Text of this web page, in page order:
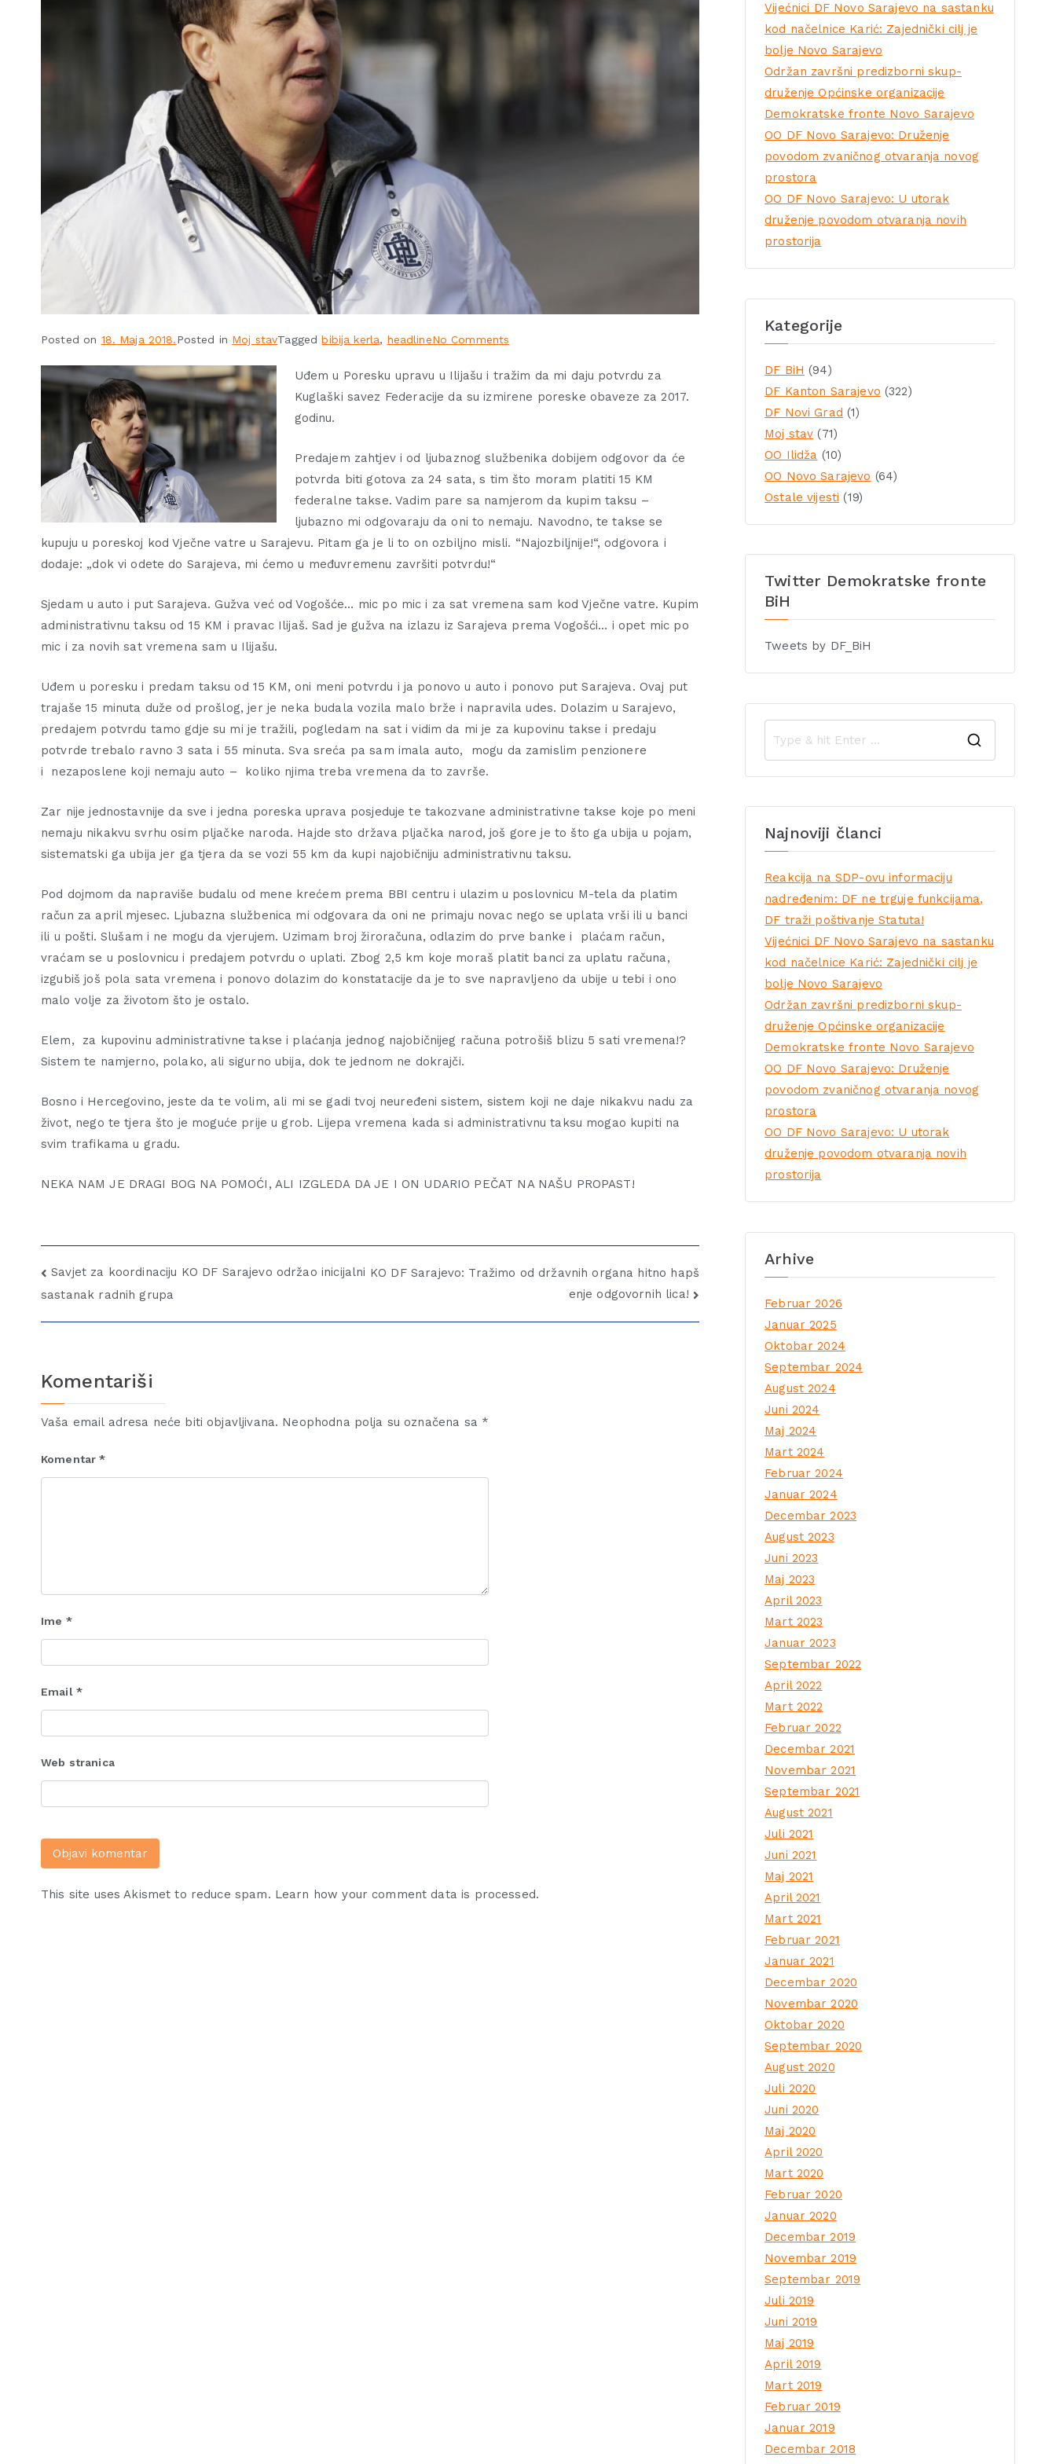
Posted on 18. Maja 2018.Posted in Moj stavTaggedbibija kerla, headlineNo Comments
Uđem u Poresku upravu u Ilijašu i tražim da mi daju potvrdu za
Kuglaški savez Federacije da su izmirene poreske obaveze za 2017.
godinu.
Predajem zahtjev i od ljubaznog službenika dobijem odgovor da će
potvrda biti gotova za 24 sata, s tim što moram platiti 15 KM
federalne takse. Vadim pare sa namjerom da kupim taksu –
ljubazno mi odgovaraju da oni to nemaju. Navodno, te takse se
kupuju u poreskoj kod Vječne vatre u Sarajevu. Pitam ga je li to on ozbiljno misli. “Najozbiljnije!“, odgovora i
dodaje: „dok vi odete do Sarajeva, mi ćemo u međuvremenu završiti potvrdu!“
Sjedam u auto i put Sarajeva. Gužva već od Vogošće… mic po mic i za sat vremena sam kod Vječne vatre. Kupim
administrativnu taksu od 15 KM i pravac Ilijaš. Sad je gužva na izlazu iz Sarajeva prema Vogošći… i opet mic po
mic i za novih sat vremena sam u Ilijašu.
Uđem u poresku i predam taksu od 15 KM, oni meni potvrdu i ja ponovo u auto i ponovo put Sarajeva. Ovaj put
trajaše 15 minuta duže od prošlog, jer je neka budala vozila malo brže i napravila udes. Dolazim u Sarajevo,
predajem potvrdu tamo gdje su mi je tražili, pogledam na sat i vidim da mi je za kupovinu takse i predaju
potvrde trebalo ravno 3 sata i 55 minuta. Sva sreća pa sam imala auto, mogu da zamislim penzionere
i nezaposlene koji nemaju auto – koliko njima treba vremena da to završe.
Zar nije jednostavnije da sve i jedna poreska uprava posjeduje te takozvane administrativne takse koje po meni
nemaju nikakvu svrhu osim pljačke naroda. Hajde sto država pljačka narod, još gore je to što ga ubija u pojam,
sistematski ga ubija jer ga tjera da se vozi 55 km da kupi najobičniju administrativnu taksu.
Pod dojmom da napraviše budalu od mene krećem prema BBI centru i ulazim u poslovnicu M-tela da platim
račun za april mjesec. Ljubazna službenica mi odgovara da oni ne primaju novac nego se uplata vrši ili u banci
ili u pošti. Slušam i ne mogu da vjerujem. Uzimam broj žiroračuna, odlazim do prve banke i plaćam račun,
vraćam se u poslovnicu i predajem potvrdu o uplati. Zbog 2,5 km koje moraš platit banci za uplatu računa,
izgubiš još pola sata vremena i ponovo dolazim do konstatacije da je to sve napravljeno da ubije u tebi i ono
malo volje za životom što je ostalo.
Elem, za kupovinu administrativne takse i plaćanja jednog najobičnijeg računa potrošiš blizu 5 sati vremena!?
Sistem te namjerno, polako, ali sigurno ubija, dok te jednom ne dokrajči.
Bosno i Hercegovino, jeste da te volim, ali mi se gadi tvoj neuređeni sistem, sistem koji ne daje nikakvu nadu za
život, nego te tjera što je moguće prije u grob. Lijepa vremena kada si administrativnu taksu mogao kupiti na
svim trafikama u gradu.
NEKA NAM JE DRAGI BOG NA POMOĆI, ALI IZGLEDA DA JE I ON UDARIO PEČAT NA NAŠU PROPAST!
Savjet za koordinaciju KO DF Sarajevo održao inicijalni
sastanak radnih grupa
KO DF Sarajevo: Tražimo od državnih organa hitno hapš
enje odgovornih lica!
Komentariši
Vaša email adresa neće biti objavljivana. Neophodna polja su označena sa *
Komentar*
Ime *
Email *
Web stranica
This site uses Akismet to reduce spam. Learn how your comment data is processed.
Vijećnici DF Novo Sarajevo na sastanku
kod načelnice Karić: Zajednički cilj je
bolje Novo Sarajevo
Održan završni predizborni skup-
druženje Općinske organizacije
Demokratske fronte Novo Sarajevo
OO DF Novo Sarajevo: Druženje
povodom zvaničnog otvaranja novog
prostora
OO DF Novo Sarajevo: U utorak
druženje povodom otvaranja novih
prostorija
Kategorije
DF BiH (94)
DF Kanton Sarajevo (322)
DF Novi Grad (1)
Moj stav (71)
OO Ilidža (10)
OO Novo Sarajevo (64)
Ostale vijesti (19)
Twitter Demokratske fronte
BiH
Tweets by DF_BiH
Najnoviji članci
Reakcija na SDP-ovu informaciju
nadređenim: DF ne trguje funkcijama,
DF traži poštivanje Statuta!
Vijećnici DF Novo Sarajevo na sastanku
kod načelnice Karić: Zajednički cilj je
bolje Novo Sarajevo
Održan završni predizborni skup-
druženje Općinske organizacije
Demokratske fronte Novo Sarajevo
OO DF Novo Sarajevo: Druženje
povodom zvaničnog otvaranja novog
prostora
OO DF Novo Sarajevo: U utorak
druženje povodom otvaranja novih
prostorija
Arhive
Februar 2026
Januar 2025
Oktobar 2024
Septembar 2024
August 2024
Juni 2024
Maj 2024
Mart 2024
Februar 2024
Januar 2024
Decembar 2023
August 2023
Juni 2023
Maj 2023
April 2023
Mart 2023
Januar 2023
Septembar 2022
April 2022
Mart 2022
Februar 2022
Decembar 2021
Novembar 2021
Septembar 2021
August 2021
Juli 2021
Juni 2021
Maj 2021
April 2021
Mart 2021
Februar 2021
Januar 2021
Decembar 2020
Novembar 2020
Oktobar 2020
Septembar 2020
August 2020
Juli 2020
Juni 2020
Maj 2020
April 2020
Mart 2020
Februar 2020
Januar 2020
Decembar 2019
Novembar 2019
Septembar 2019
Juli 2019
Juni 2019
Maj 2019
April 2019
Mart 2019
Februar 2019
Januar 2019
Decembar 2018